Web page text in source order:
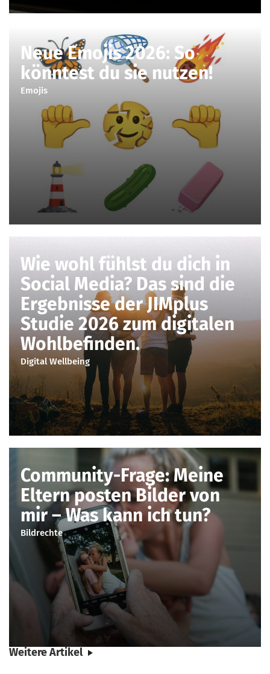
Neue Emojis 2026: So
könntest du sie nutzen!
Emojis
Wie wohl fühlst du dich in
Social Media? Das sind die
Ergebnisse der JIMplus
Studie 2026 zum digitalen
Wohlbefinden.
Digital Wellbeing
Community-Frage: Meine
Eltern posten Bilder von
mir – Was kann ich tun?
Bildrechte
Weitere Artikel